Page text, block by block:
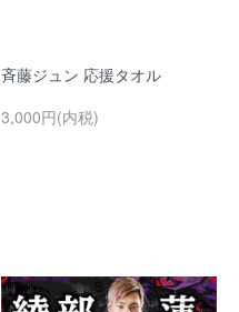
斉藤ジュン 応援タオル
3,000円(内税)